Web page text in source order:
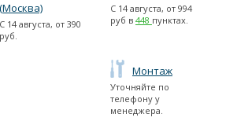
(Москва)
С 14 августа, от 390
руб.
С 14 августа, от 994
руб в 448 пунктах.
Монтаж
Уточняйте по
телефону у
менеджера.